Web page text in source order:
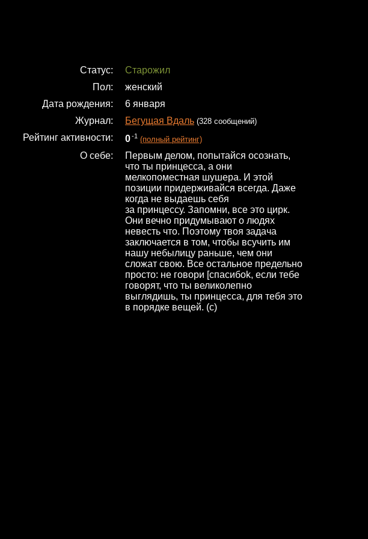
Статус
Старожил
Пол
женский
Дата рождения
6 января
Журнал
Бегущая Вдаль (328 сообщений)
Рейтинг активности 0-1 (полный рейтинг)
О себе
Первым делом, попытайся осознать,
что ты принцесса, а они
мелкопоместная шушера. И этой
позиции придерживайся всегда. Даже
когда не выдаешь себя
за принцессу. Запомни, все это цирк.
Они вечно придумывают о людях
невесть что. Поэтому твоя задача
заключается в том, чтобы всучить им
нашу небылицу раньше, чем они
сложат свою. Все остальное предельно
просто: не говори [спасибоk, если тебе
говорят, что ты великолепно
выглядишь, ты принцесса, для тебя это
в порядке вещей. (c)